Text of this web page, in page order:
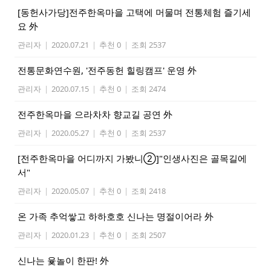
[동헌사가당]전주한옥마을 고택에 머물며 전통체험 즐기세
요 外
관리자 | 2020.07.21 | 추천 0 | 조회 2537
전통문화연수원, '전주동헌 힐링캠프' 운영 外
관리자 | 2020.07.15 | 추천 0 | 조회 2474
전주한옥마을 으라차차 향교길 공연 外
관리자 | 2020.05.27 | 추천 0 | 조회 2537
[전주한옥마을 어디까지 가봤니②]"인생사진은 골목길에
서"
관리자 | 2020.05.07 | 추천 0 | 조회 2418
온 가족 추억쌓고 하하호호 신나는 명절이어라 外
관리자 | 2020.01.23 | 추천 0 | 조회 2507
신나는 윷놀이 한판! 外